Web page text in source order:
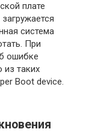
плате
система
При
ошибке
таких
Boot device.